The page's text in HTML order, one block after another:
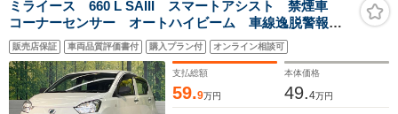
ミライース 660 L SAIII スマートアシスト 禁煙車
コーナーセンサー オートハイビーム 車線逸脱警報
オートライト CD再生
販売店保証 車両品質評価書付 購入プラン付 オンライン相談可
支払総額
59.9万円
本体価格
49.4万円